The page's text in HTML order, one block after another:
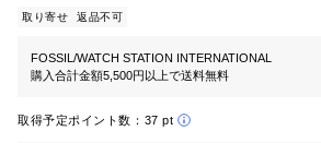
取り寄せ 返品不可
FOSSIL/WATCH STATION INTERNATIONAL
購入合計金額5,500円以上で送料無料
取得予定ポイント数： 37 pt